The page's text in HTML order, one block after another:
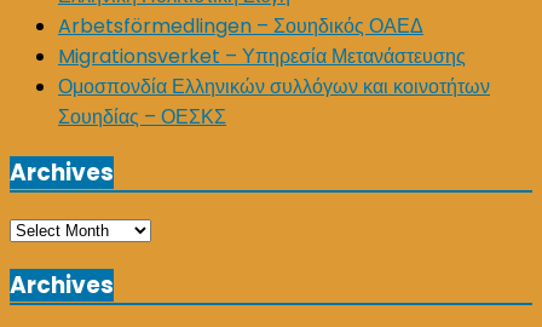
Arbetsförmedlingen – Σουηδικός ΟΑΕΔ
Migrationsverket – Υπηρεσία Μετανάστευσης
Ομοσπονδία Ελληνικών συλλόγων και κοινοτήτων
Σουηδίας – ΟΕΣΚΣ
Archives
Archives
Archives